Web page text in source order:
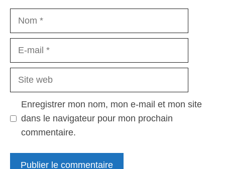
Nom
Site
Enregistrer mon nom, mon e-mail et mon site
dans le navigateur pour mon prochain
commentaire.